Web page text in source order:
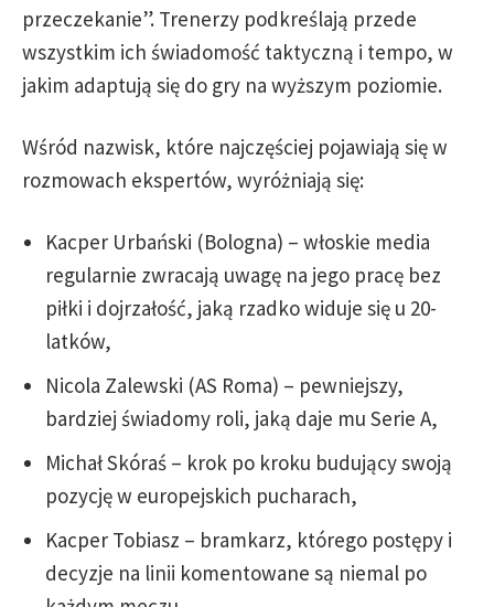
przeczekanie”. Trenerzy podkreślają przede
wszystkim ich świadomość taktyczną i tempo, w
jakim adaptują się do gry na wyższym poziomie.
Wśród nazwisk, które najczęściej pojawiają się w
rozmowach ekspertów, wyróżniają się:
Kacper Urbański (Bologna) – włoskie media
regularnie zwracają uwagę na jego pracę bez
piłki i dojrzałość, jaką rzadko widuje się u 20-
latków,
Nicola Zalewski (AS Roma) – pewniejszy,
bardziej świadomy roli, jaką daje mu Serie A,
Michał Skóraś – krok po kroku budujący swoją
pozycję w europejskich pucharach,
Kacper Tobiasz – bramkarz, którego postępy i
decyzje na linii komentowane są niemal po